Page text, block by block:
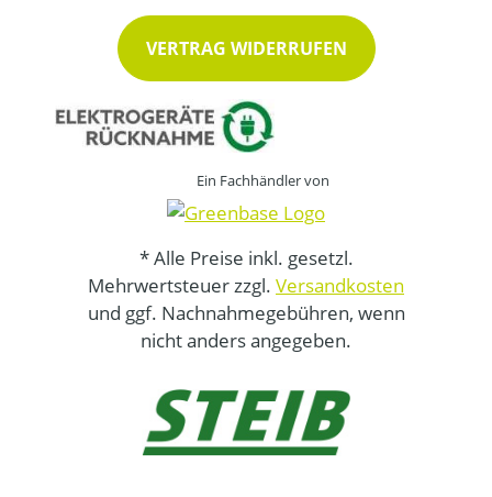
VERTRAG WIDERRUFEN
Ein Fachhändler von
* Alle Preise inkl. gesetzl.
Mehrwertsteuer zzgl. Versandkosten
und ggf. Nachnahmegebühren, wenn
nicht anders angegeben.